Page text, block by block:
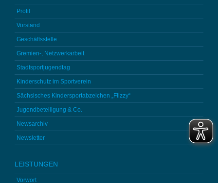
Profil
Vorstand
Geschäftsstelle
Gremien-, Netzwerkarbeit
Stadtsportjugendtag
Kinderschutz im Sportverein
Sächsisches Kindersportabzeichen „Flizzy“
Jugendbeteiligung & Co.
Newsarchiv
Newsletter
LEISTUNGEN
Vorwort